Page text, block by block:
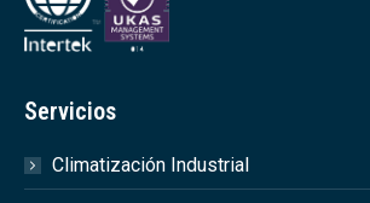
Servicios
Climatización Industrial